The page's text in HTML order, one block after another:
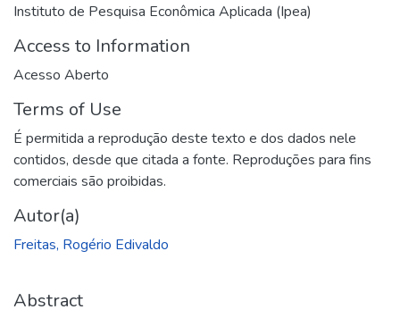
Instituto de Pesquisa Econômica Aplicada (Ipea)
Access to Information
Acesso Aberto
Terms of Use
É permitida a reprodução deste texto e dos dados nele
contidos, desde que citada a fonte. Reproduções para fins
comerciais são proibidas.
Autor(a)
Freitas, Rogério Edivaldo
Abstract